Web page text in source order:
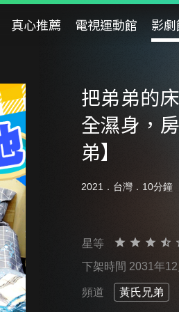
真心推薦 電視運動館 影劇
把弟弟的
全濕身，
弟】
2021．台灣．10分鐘
星等
下架時間 2031年12
頻道 黃氏兄弟